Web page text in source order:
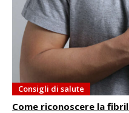
Consigli di salute
Come riconoscere la